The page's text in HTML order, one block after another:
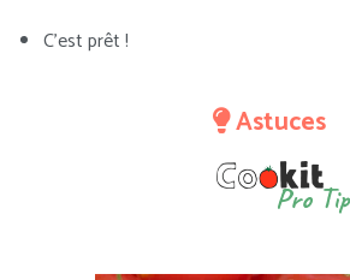
C’est prêt !
Astuces
Pro Tip